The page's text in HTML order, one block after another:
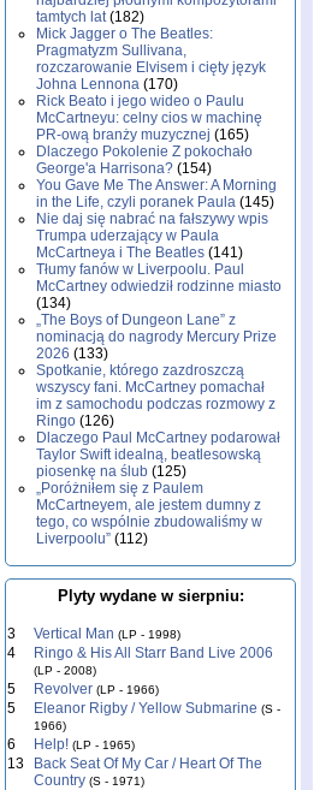
tamtych lat(182)
Mick Jagger o The Beatles:
Pragmatyzm Sullivana,
rozczarowanie Elvisem i cięty język
Johna Lennona (170)
Rick Beato i jego wideo o Paulu
McCartneyu: celny cios w machinę
PR-ową branży muzycznej (165)
Dlaczego Pokolenie Z pokochało
George'a Harrisona? (154)
You Gave Me The Answer: A Morning
in the Life, czyli poranek Paula (145)
Nie daj się nabrać na fałszywy wpis
Trumpa uderzający w Paula
McCartneya i The Beatles (141)
Tłumy fanów w Liverpoolu. Paul
McCartney odwiedził rodzinne miasto
(134)
„The Boys of Dungeon Lane” z
nominacją do nagrody Mercury Prize
2026 (133)
Spotkanie, którego zazdroszczą
wszyscy fani. McCartney pomachał
im z samochodu podczas rozmowy z
Ringo (126)
Dlaczego Paul McCartney podarował
Taylor Swift idealną, beatlesowską
piosenkę na ślub (125)
„Poróżniłem się z Paulem
McCartneyem, ale jestem dumny z
tego, co wspólnie zbudowaliśmy w
Liverpoolu” (112)
Plyty wydane w sierpniu:
3 Vertical Man (LP - 1998)
4 Ringo & His All Starr Band Live 2006
(LP - 2008)
5 Revolver (LP - 1966)
5 Eleanor Rigby / Yellow Submarine (S -
1966)
6 Help! (LP - 1965)
13
Back Seat Of My Car / Heart Of The
Country (S - 1971)